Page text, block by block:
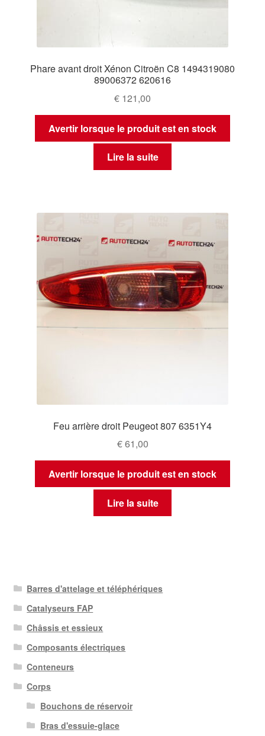
Phare avant droit Xénon Citroën C8 1494319080
89006372 620616
€ 121,00
Avertir lorsque le produit est en stock
Lire la suite
Feu arrière droit Peugeot 807 6351Y4
€61,00
Avertir lorsque le produit est en stock
Lire la suite
Barres d'attelage et téléphériques
Catalyseurs FAP
Châssis et essieux
Composants électriques
Conteneurs
Corps
Bouchons de réservoir
Bras d'essuie-glace